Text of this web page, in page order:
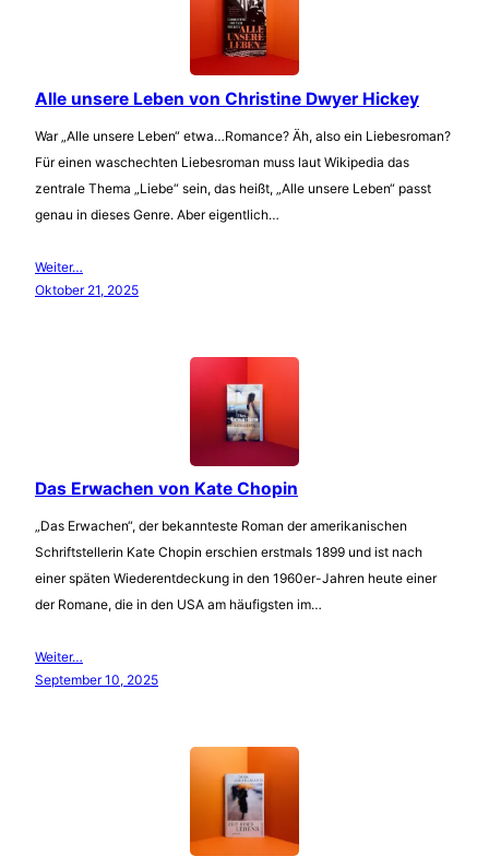
Alle unsere Leben von Christine Dwyer Hickey
War „Alle unsere Leben“ etwa…Romance? Äh, also ein Liebesroman?
Für einen waschechten Liebesroman muss laut Wikipedia das
zentrale Thema „Liebe“ sein, das heißt, „Alle unsere Leben“ passt
genau in dieses Genre. Aber eigentlich…
Weiter…
Oktober 21, 2025
Das Erwachen von Kate Chopin
„Das Erwachen“, der bekannteste Roman der amerikanischen
Schriftstellerin Kate Chopin erschien erstmals 1899 und ist nach
einer späten Wiederentdeckung in den 1960er-Jahren heute einer
der Romane, die in den USA am häufigsten im…
Weiter…
September 10, 2025